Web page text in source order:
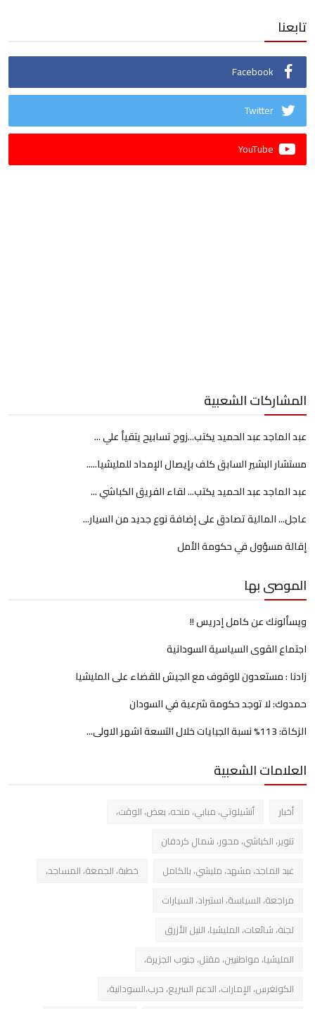
تابعنا
Facebook
Twitter
YouTube
المشاركات الشعبية
عبد الماجد عبد الحميد يكتب...زوج تسابيح يتقيأ علي ...
مستشار البشير السابق كلف بإيصال الإمداد للمليشيا.....
عبد الماجد عبد الحميد يكتب... لقاء الفريق الكباشي ...
عاجل... المالية تصادق على إضافة نوع جديد من السيار...
إقالة مسؤول في حكومة الأمل
الموصى بها
ويسألونك عن كامل إدريس !!
اجتماع القوى السياسية السودانية
زادنا : مستعدون للوقوف مع الجيش للقضاء على المليشيا
حمدوك: لا توجد حكومة شرعية في السودان
الزكاة: 113% نسبة الجبايات خلال التسعة اشهر الاولى...
العلامات الشعبية
أخبار
أنشيلوتي، مبابي، منحه، بعض، الوقت،
تنوير، الكباشي، محور، شمال كردفان
عبد الماجد، مشهد، مليشي، بالكامل
خطبة، الجمعة، المساجد،
مراجعة، السياسة، استيراد، السيارات
لجنة، شائعات، المليشيا، النيل الأزرق
المليشيا، مواطنيين، مقتل، جنوب الجزيرة،
الكونغرس، الإمارات، الدعم السريع، حرب،السودانية،